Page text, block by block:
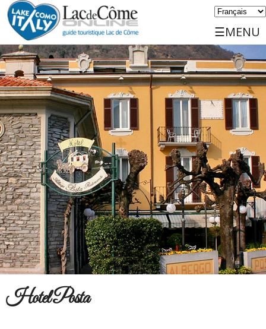
Hotel Posta
☰MENU
Accueil
Découvrez
Voyager
Lieux
Service
Events
Sports
Logements